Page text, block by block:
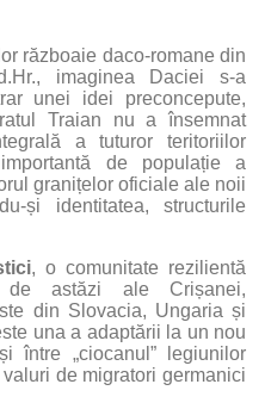
războaie daco-romane din
imaginea Daciei s-a
unei idei preconcepute,
Traian nu a însemnat
a tuturor teritoriilor
de populație a
granițelor oficiale ale noii
și identitatea, structurile
, o comunitate rezilientă
astăzi ale Crișanei,
din Slovacia, Ungaria și
una a adaptării la un nou
între „ciocanul” legiunilor
de migratori germanici